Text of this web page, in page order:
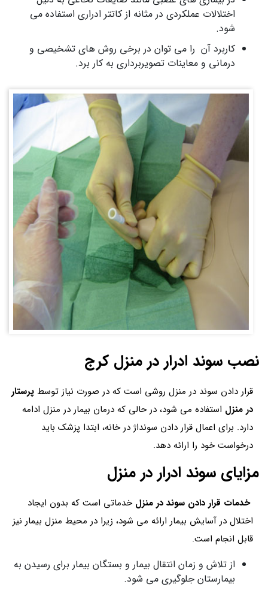
اختلالات عملکردی در مثانه از کاتتر ادراری استفاده می
شود.
کاربرد آن را می توان در برخی روش های تشخیصی و
درمانی و معاینات تصویربرداری به کار برد.
نصب سوند ادرار در منزل کرج
قرار دادن سوند در منزل روشی است که در صورت نیاز توسط پرستار
در منزل استفاده می شود، در حالی که درمان بیمار در منزل ادامه
دارد. برای اعمال قرار دادن سونداژ در خانه، ابتدا پزشک باید
درخواست خود را ارائه دهد.
مزایای سوند ادرار در منزل
خدمات قرار دادن سوند در منزل خدماتی است که بدون ایجاد
اختلال در آسایش بیمار ارائه می شود، زیرا در محیط منزل بیمار نیز
قابل انجام است.
از تلاش و زمان انتقال بیمار و بستگان بیمار برای رسیدن به
بیمارستان جلوگیری می شود.